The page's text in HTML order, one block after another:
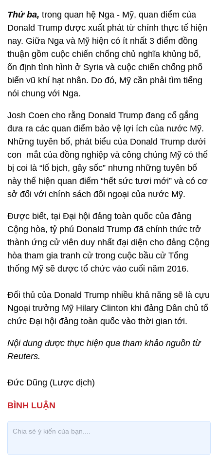
Thứ ba, trong quan hệ Nga - Mỹ, quan điểm của
Donald Trump được xuất phát từ chính thực tế hiện
nay. Giữa Nga và Mỹ hiện có ít nhất 3 điểm đồng
thuận gồm cuộc chiến chống chủ nghĩa khủng bố,
ổn định tình hình ở Syria và cuộc chiến chống phổ
biến vũ khí hạt nhân. Do đó, Mỹ cần phải tìm tiếng
nói chung với Nga.
Josh Coen cho rằng Donald Trump đang cố gắng
đưa ra các quan điểm bảo vệ lợi ích của nước Mỹ.
Những tuyên bố, phát biểu của Donald Trump dưới
con mắt của đồng nghiệp và công chúng Mỹ có thể
bị coi là “lố bịch, gây sốc” nhưng những tuyên bố
này thể hiện quan điểm “hết sức tươi mới” và có cơ
sở đối với chính sách đối ngoại của nước Mỹ.
Được biết, tại Đại hội đảng toàn quốc của đảng
Cộng hòa, tỷ phú Donald Trump đã chính thức trở
thành ứng cử viên duy nhất đại diện cho đảng Cộng
hòa tham gia tranh cử trong cuộc bầu cử Tổng
thống Mỹ sẽ được tổ chức vào cuối năm 2016.
Đối thủ của Donald Trump nhiều khả năng sẽ là cựu
Ngoại trưởng Mỹ Hilary Clinton khi đảng Dân chủ tổ
chức Đại hội đảng toàn quốc vào thời gian tới.
Nội dung được thực hiện qua tham khảo nguồn từ
Reuters.
Đức Dũng (Lược dịch)